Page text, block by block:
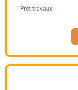
Prêt travaux